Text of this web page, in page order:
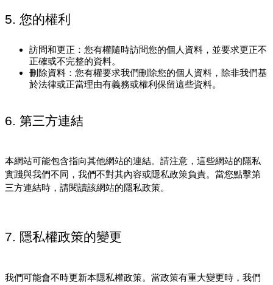
5. 您的權利
訪問和更正：您有權隨時訪問您的個人資料，並要求更正不
正確或不完整的資料。
刪除資料：您有權要求我們刪除您的個人資料，除非我們基
於法律或正當理由有義務或權利保留這些資料。
6. 第三方連結
本網站可能包含指向其他網站的連結。請注意，這些網站的隱私
實踐與我們不同，我們不對其內容或隱私政策負責。當您點擊第
三方連結時，請閱讀該網站的隱私政策。
7. 隱私權政策的變更
我們可能會不時更新本隱私權政策。當政策有重大變更時，我們